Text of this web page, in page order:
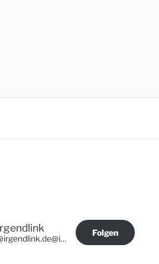
@irgendlink.de@irgendlink.de
Folgen